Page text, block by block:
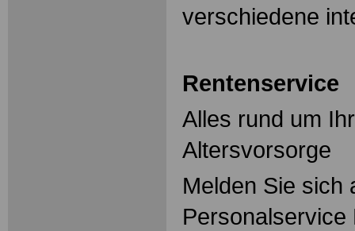
verschiedene
Rentenservice
Alles rund um
Altersvorsorge
Melden Sie sich
Personalservice